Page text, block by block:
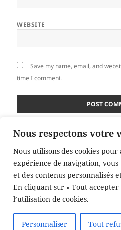
Nous respectons votre
Nous utilisons des cookies
expérience de navigation,
et des contenus personnalisés
En cliquant sur « Tout accepter
l’utilisation de cookies.
Personnaliser Tout
WEBSITE
Save my name, email, and
time I comment.
Post
navigation
Mauvaises herbes
Proudly powered by WordPress